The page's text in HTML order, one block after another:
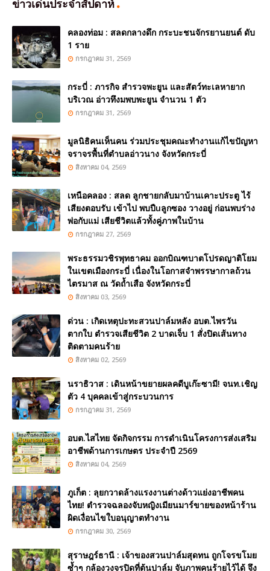
ข่าวเด่นประจำสัปดาห์
คลองท่อม : สลดกลางดึก กระบะชนจักรยานยนต์ ดับ
1 ราย
กรกฎาคม 31, 2569
กระบี่ : ภารกิจ สำรวจพะยูน และสัตว์ทะเลหายาก
บริเวณ อ่าวทึงมพบพะยูน จำนวน 1 ตัว
กรกฎาคม 31, 2569
มูลนิธิคนเห็นคน ร่วมประชุมคณะทำงานแก้ไขปัญหา
จราจรพื้นที่ตำบลอ่าวนาง จังหวัดกระบี่
สิงหาคม 04, 2569
เหนือคลอง : สลด ลูกชายกลับมาบ้านเคาะประตู ไร้
เสียงตอบรับ เข้าไป พบปืuลูกซอง วางอยู่ ก่อนพบร่าง
พ่อกับแม่ เสียชีวิตแล้วทั้งคู่ภาพในบ้าน
กรกฎาคม 27, 2569
พระธรรมวชิรพุทธาคม ออกบิณฑบาตโปรดญาติโยม
ในเขตเมืองกระบี่ เนื่องในโอกาสจำพรรษากาลถ้วน
ไตรมาส ณ วัดถ้ำเสือ จังหวัดกระบี่
สิงหาคม 03, 2569
ด่วน : เกิดเหตุปะทะสวนปาล์มหลัง อบต.ไพรวัน
ตากใบ ตำรวจเสียชีวิต 2 บาดเจ็บ 1 สั่งปิดเส้นทาง
ติดตามคนร้าย
สิงหาคม 02, 2569
นราธิวาส : เดินหน้าขยายผลคดีบูเก๊ะซามี! จนท.เชิญ
ตัว 4 บุคคลเข้าสู่กระบวนการ
กรกฎาคม 31, 2569
อบต.ไสไทย จัดกิจกรรม การดำเนินโครงการส่งเสริม
อาชีพด้านการเกษตร ประจำปี 2569
สิงหาคม 04, 2569
ภูเก็ต : ลุยกวาดล้างแรงงานต่างด้าวแย่งอาชีพคน
ไทย! ตำรวจฉลองจับหญิงเมียนมาร์ขายของหน้าร้าน
ผิดเงื่อนไขใบอนุญาตทำงาน
กรกฎาคม 30, 2569
สุราษฎร์ธานี : เจ้าของสวนปาล์มสุดทน ถูกโจรขโมย
ซ้ำๆ กล้องวงจรปิดที่ต้นปาล์ม จับภาพคนร้ายไว้ได้ จึง